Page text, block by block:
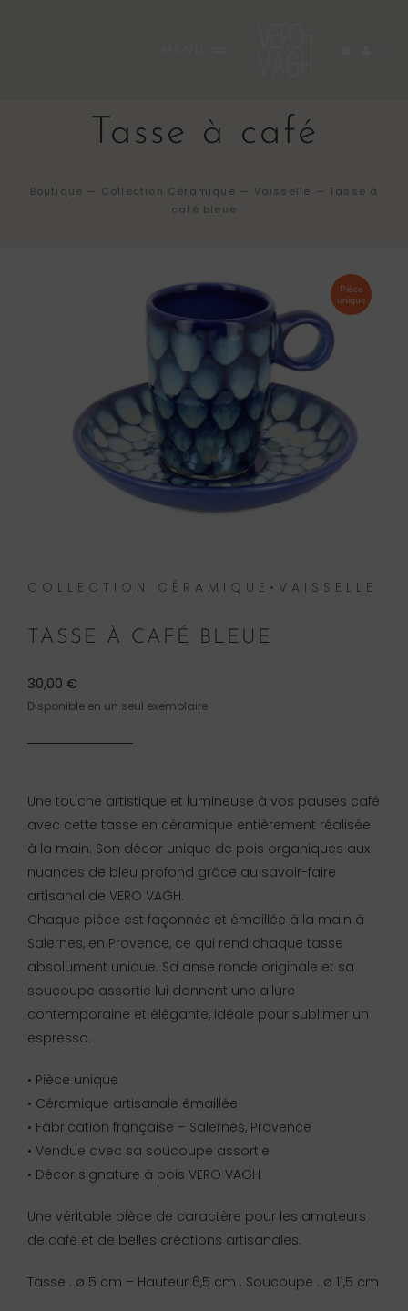
Tasse à café
Boutique — Collection Céramique — Vaisselle — Tasse à
café bleue
Pièce
unique
COLLECTION CÉRAMIQUE•VAISSELLE
TASSE À CAFÉ BLEUE
30,00 €
Disponible en un seul exemplaire
Une touche artistique et lumineuse à vos pauses café
avec cette tasse en céramique entièrement réalisée
à la main. Son décor unique de pois organiques aux
nuances de bleu profond grâce au savoir-faire
artisanal de VERO VAGH.
Chaque pièce est façonnée et émaillée à la main à
Salernes, en Provence, ce qui rend chaque tasse
absolument unique. Sa anse ronde originale et sa
soucoupe assortie lui donnent une allure
contemporaine et élégante, idéale pour sublimer un
espresso.
• Pièce unique
• Céramique artisanale émaillée
• Fabrication française – Salernes, Provence
• Vendue avec sa soucoupe assortie
• Décor signature à pois VERO VAGH
Une véritable pièce de caractère pour les amateurs
de café et de belles créations artisanales.
Tasse : ø 5 cm – Hauteur 6,5 cm . Soucoupe : ø 11,5 cm